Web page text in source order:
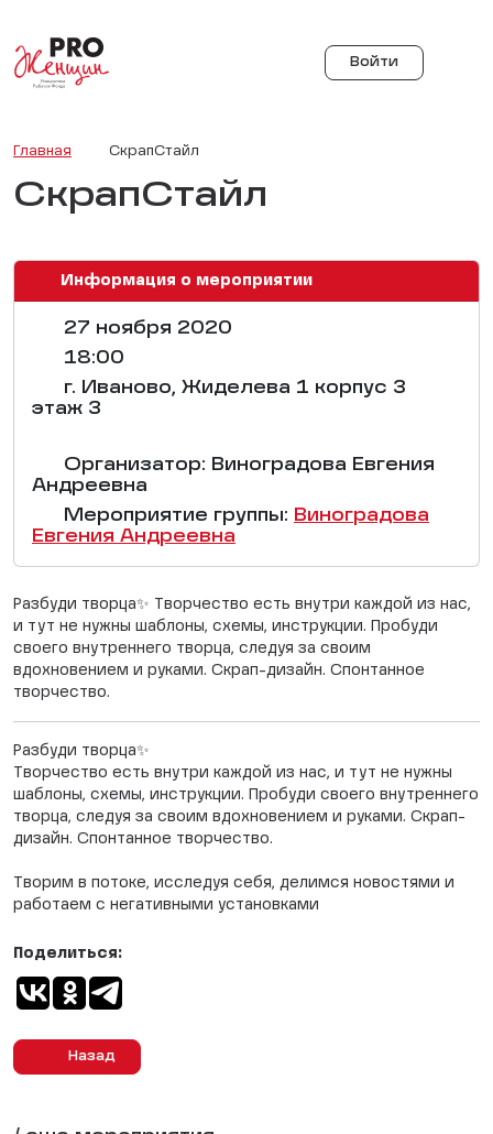
Войти
Главная СкрапСтайл
СкрапСтайл
Информация о мероприятии
27 ноября 2020
18:00
г. Иваново, Жиделева 1 корпус 3
этаж 3
Организатор: Виноградова Евгения
Андреевна
Мероприятие группы: Виноградова
Евгения Андреевна
Разбуди творца✨ Творчество есть внутри каждой из нас,
и тут не нужны шаблоны, схемы, инструкции. Пробуди
своего внутреннего творца, следуя за своим
вдохновением и руками. Скрап-дизайн. Спонтанное
творчество.
Разбуди творца✨
Творчество есть внутри каждой из нас, и тут не нужны
шаблоны, схемы, инструкции. Пробуди своего внутреннего
творца, следуя за своим вдохновением и руками. Скрап-
дизайн. Спонтанное творчество.
Творим в потоке, исследуя себя, делимся новостями и
работаем с негативными установками
Назад
Поделиться: